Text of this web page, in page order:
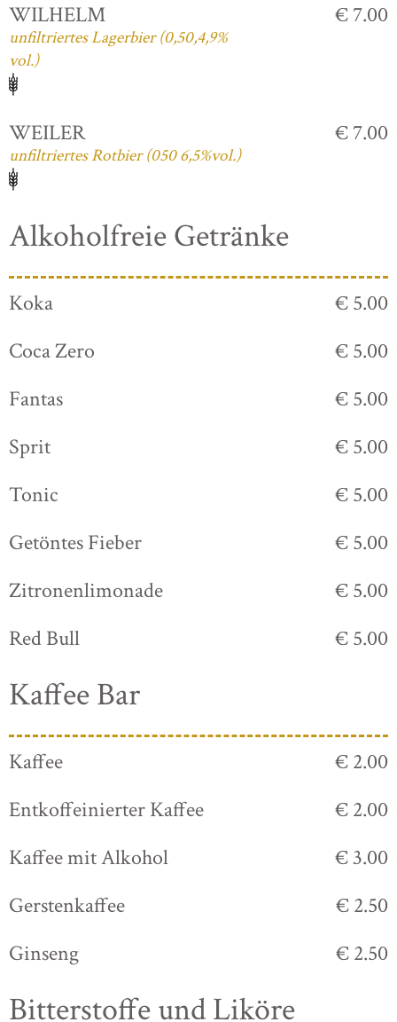
WILHELM
unfiltriertes Lagerbier (0,50,4,9%
vol.)
€ 7.00
WEILER
unfiltriertes Rotbier (050 6,5%vol.)
€ 7.00
Alkoholfreie Getränke
Koka
€ 5.00
Coca Zero
€ 5.00
Fantas
€ 5.00
Sprit
€ 5.00
Tonic
€ 5.00
Getöntes Fieber
€ 5.00
Zitronenlimonade
€ 5.00
Red Bull
€ 5.00
Kaffee Bar
Kaffee
€ 2.00
Entkoffeinierter Kaffee
€ 2.00
Kaffee mit Alkohol
€ 3.00
Gerstenkaffee
€ 2.50
Ginseng
€ 2.50
Bitterstoffe und Liköre